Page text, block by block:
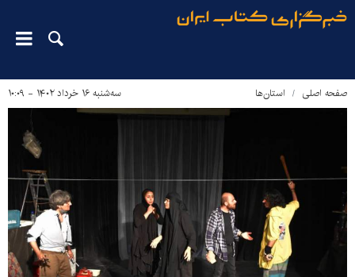
صفحه اصلی استان‌ها سه‌شنبه ۱۶ خرداد ۱۴۰۲ - ۱۰:۰۹